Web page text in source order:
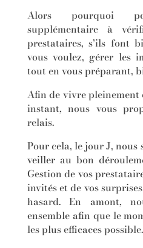
Alors pourquoi
supplémentaire à
prestataires, s’ils font
vous voulez, gérer les
tout en vous préparant,
Afin de vivre pleinement
instant, nous vous
relais.
Pour cela, le jour J, nous
veiller au bon
Gestion de vos
invités et de vos
hasard. En amont,
ensemble afin que le
les plus efficaces possible.